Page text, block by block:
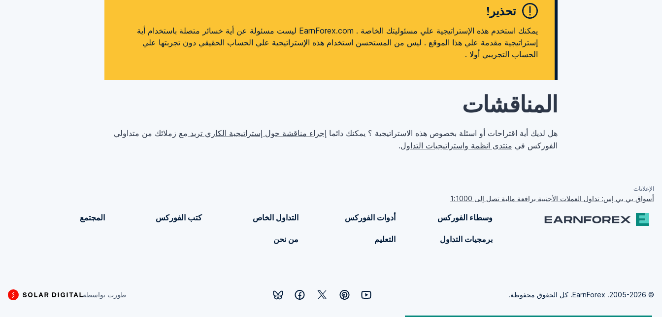
تحذير!
يمكنك استخدم هذه الإستراتيجية علي مسئوليتك الخاصة . EarnForex.com ليست مسئولة عن أية خسائر متصلة باستخدام أية
إستراتيجية مقدمة علي هذا الموقع . ليس من المستحسن استخدام هذه الإستراتيجية علي الحساب الحقيقي دون تجربتها علي
الحساب التجريبي أولا .
المناقشات
هل لديك أية اقتراحات أو اسئلة بخصوص هذه الاستراتيجية ؟ يمكنك دائما إجراء مناقشة حول إستراتيجية الكاري تريد مع زملائك من متداولي
الفوركس في منتدى انظمة واستراتيجيات التداول.
الإعلانات
أسواق بي بي إس: تداول العملات الأجنبية برافعة مالية تصل إلى 1:1000
وسطاء الفوركس أدوات الفوركس التداول الخاص كتب الفوركس المجتمع
برمجيات التداول التعليم من نحن
© 2005-2026. EarnForex. كل الحقوق محفوظة. طورت بواسطة